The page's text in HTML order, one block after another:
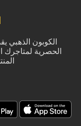
الكوبون الذهبي
الحصرية لمتاجرك